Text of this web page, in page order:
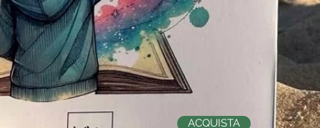
ACQUISTA